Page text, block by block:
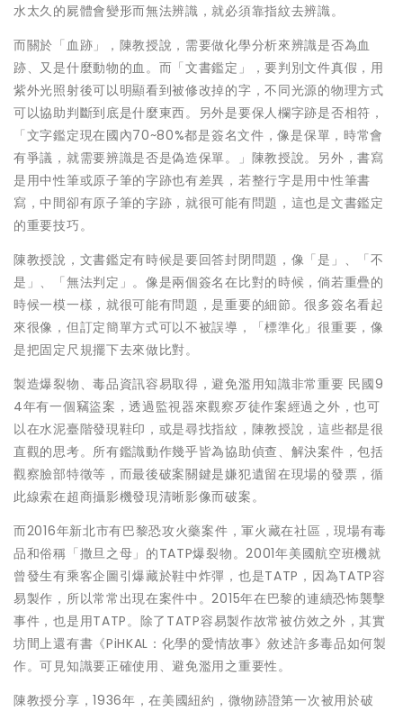
水太久的屍體會變形而無法辨識，就必須靠指紋去辨識。
而關於「血跡」，陳教授說，需要做化學分析來辨識是否為血
跡、又是什麼動物的血。而「文書鑑定」，要判別文件真假，用
紫外光照射後可以明顯看到被修改掉的字，不同光源的物理方式
可以協助判斷到底是什麼東西。另外是要保人欄字跡是否相符，
「文字鑑定現在國內70~80%都是簽名文件，像是保單，時常會
有爭議，就需要辨識是否是偽造保單。」陳教授說。另外，書寫
是用中性筆或原子筆的字跡也有差異，若整行字是用中性筆書
寫，中間卻有原子筆的字跡，就很可能有問題，這也是文書鑑定
的重要技巧。
陳教授說，文書鑑定有時候是要回答封閉問題，像「是」、「不
是」、「無法判定」。像是兩個簽名在比對的時候，倘若重疊的
時候一模一樣，就很可能有問題，是重要的細節。很多簽名看起
來很像，但訂定簡單方式可以不被誤導，「標準化」很重要，像
是把固定尺規擺下去來做比對。
製造爆裂物、毒品資訊容易取得，避免濫用知識非常重要 民國9
4年有一個竊盜案，透過監視器來觀察歹徒作案經過之外，也可
以在水泥臺階發現鞋印，或是尋找指紋，陳教授說，這些都是很
直觀的思考。所有鑑識動作幾乎皆為協助偵查、解決案件，包括
觀察臉部特徵等，而最後破案關鍵是嫌犯遺留在現場的發票，循
此線索在超商攝影機發現清晰影像而破案。
而2016年新北市有巴黎恐攻火藥案件，軍火藏在社區，現場有毒
品和俗稱「撒旦之母」的TATP爆裂物。2001年美國航空班機就
曾發生有乘客企圖引爆藏於鞋中炸彈，也是TATP，因為TATP容
易製作，所以常常出現在案件中。2015年在巴黎的連續恐怖襲擊
事件，也是用TATP。除了TATP容易製作故常被仿效之外，其實
坊間上還有書《PiHKAL：化學的愛情故事》敘述許多毒品如何製
作。可見知識要正確使用、避免濫用之重要性。
陳教授分享，1936年，在美國紐約，微物跡證第一次被用於破